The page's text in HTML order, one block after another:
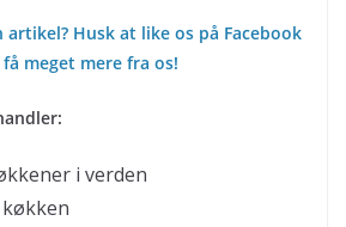
artikel? Husk at like os på Facebook
meget mere fra os!
i verden